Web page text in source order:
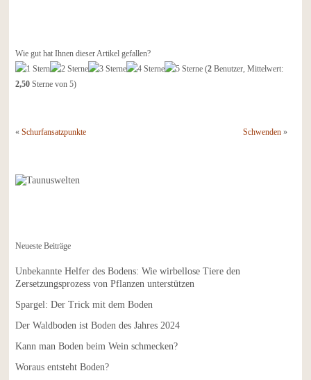
Wie gut hat Ihnen dieser Artikel gefallen?
(2Benutzer, Mittelwert:
2,50Sterne von 5)
« Schurfansatzpunkte Schwenden»
Neueste Beiträge
Unbekannte Helfer des Bodens: Wie wirbellose Tiere den
Zersetzungsprozess von Pflanzen unterstützen
Spargel: Der Trick mit dem Boden
Der Waldboden ist Boden des Jahres 2024
Kann man Boden beim Wein schmecken?
Woraus entsteht Boden?